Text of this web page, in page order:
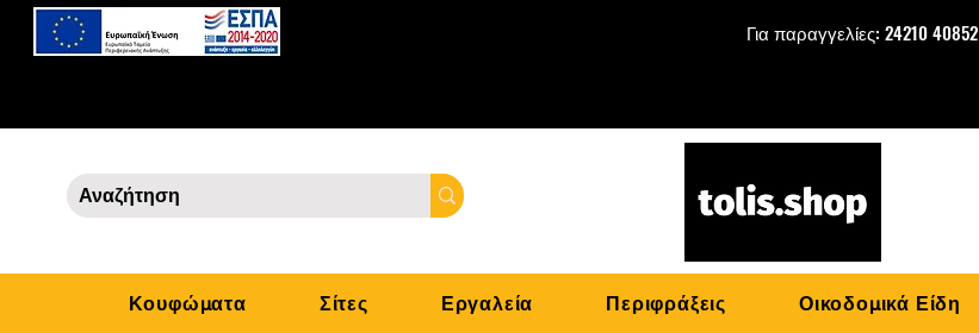
Για παραγγελίες: 24210 40852
Κουφώματα Σίτες Εργαλεία Περιφράξεις Οικοδομικά Είδη